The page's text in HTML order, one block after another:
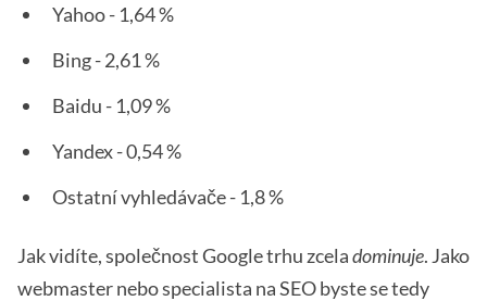
Yahoo - 1,64 %
Bing - 2,61 %
Baidu - 1,09 %
Yandex - 0,54 %
Ostatní vyhledávače - 1,8 %
Jak vidíte, společnost Google trhu zceladominuje. Jako
webmaster nebo specialista na SEO byste se tedy